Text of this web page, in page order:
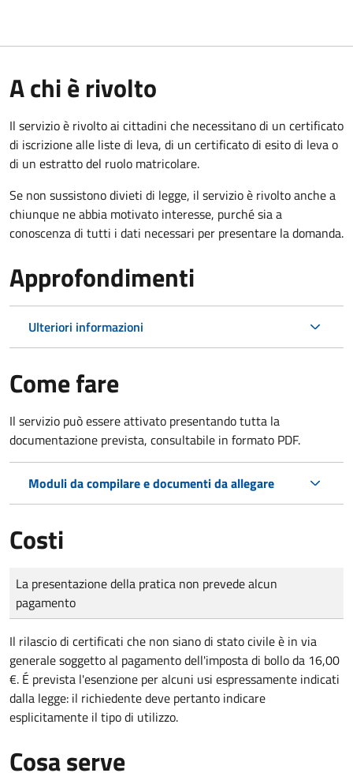
A chi è rivolto
Il servizio è rivolto ai cittadini che necessitano di un certificato
di iscrizione alle liste di leva, di un certificato di esito di leva o
di un estratto del ruolo matricolare.
Se non sussistono divieti di legge, il servizio è rivolto anche a
chiunque ne abbia motivato interesse, purché sia a
conoscenza di tutti i dati necessari per presentare la domanda.
Approfondimenti
Ulteriori informazioni
Come fare
Il servizio può essere attivato presentando tutta la
documentazione prevista, consultabile in formato PDF.
Moduli da compilare e documenti da allegare
Costi
Tipo di pagamento
Importo
La presentazione della pratica non prevede alcun
pagamento
Il rilascio di certificati che non siano di stato civile è in via
generale soggetto al pagamento dell'imposta di bollo da 16,00
€. É prevista l'esenzione per alcuni usi espressamente indicati
dalla legge: il richiedente deve pertanto indicare
esplicitamente il tipo di utilizzo.
Cosa serve